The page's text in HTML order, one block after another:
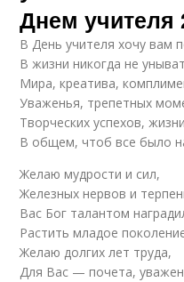
Днем учителя
В День учителя хочу вам
В жизни никогда не
Мира, креатива,
Уваженья, трепетных
Творческих успехов,
В общем, чтоб все было
Желаю мудрости и сил,
Железных нервов и
Вас Бог талантом
Растить младое
Желаю долгих лет труда,
Для Вас — почета,